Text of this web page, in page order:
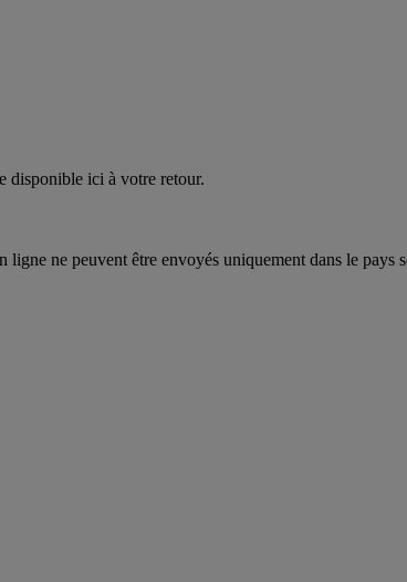
disponible ici à votre retour.
ne peuvent être envoyés uniquement dans le pays